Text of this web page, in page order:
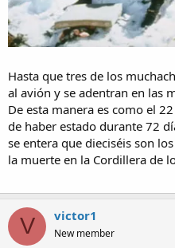
Hasta que tres de los
al avión y se adentran en las
De esta manera es como el
de haber estado durante 72
se entera que dieciséis son
la muerte en la Cordillera de
V victor1
New member